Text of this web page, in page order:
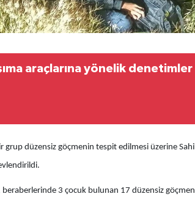
araçlarına yönelik denetimler
grup düzensiz göçmenin tespit edilmesi üzerine Sahil
beraberlerinde 3 çocuk bulunan 17 düzensiz göçmen